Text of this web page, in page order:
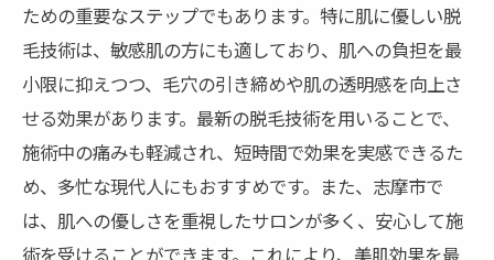
ための重要なステップでもあります。特に肌に優しい脱
毛技術は、敏感肌の方にも適しており、肌への負担を最
小限に抑えつつ、毛穴の引き締めや肌の透明感を向上さ
せる効果があります。最新の脱毛技術を用いることで、
施術中の痛みも軽減され、短時間で効果を実感できるた
め、多忙な現代人にもおすすめです。また、志摩市で
は、肌への優しさを重視したサロンが多く、安心して施
術を受けることができます。これにより、美肌効果を最